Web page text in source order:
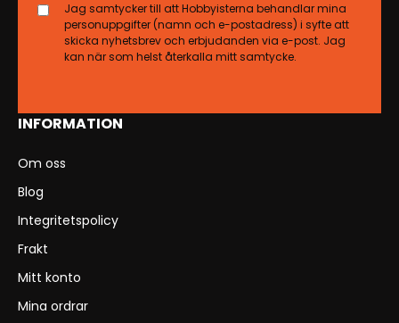
INFORMATION
Om oss
Blog
Integritetspolicy
Frakt
Mitt konto
Mina ordrar
Jag samtycker till att Hobbyisterna behandlar mina
personuppgifter (namn och e-postadress) i syfte att
skicka nyhetsbrev och erbjudanden via e-post. Jag
kan när som helst återkalla mitt samtycke.